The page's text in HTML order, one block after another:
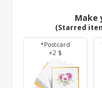
Make
(Starred
*Postcard
+2 $